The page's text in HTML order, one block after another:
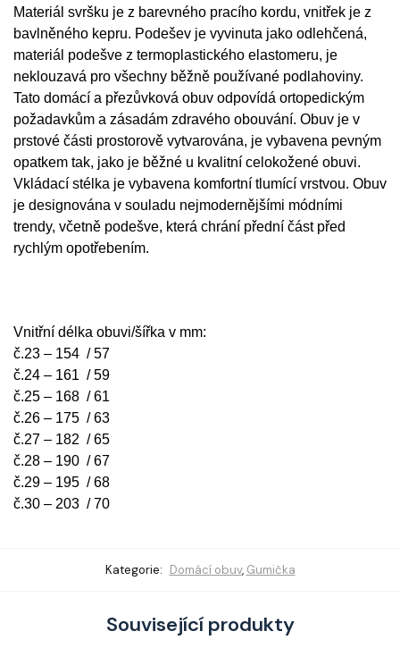
Materiál svršku je z barevného pracího kordu, vnitřek je z
bavlněného kepru. Podešev je vyvinuta jako odlehčená,
materiál podešve z termoplastického elastomeru, je
neklouzavá pro všechny běžně používané podlahoviny.
Tato domácí a přezůvková obuv odpovídá ortopedickým
požadavkům a zásadám zdravého obouvání. Obuv je v
prstové části prostorově vytvarována, je vybavena pevným
opatkem tak, jako je běžné u kvalitní celokožené obuvi.
Vkládací stélka je vybavena komfortní tlumící vrstvou. Obuv
je designována v souladu nejmodernějšími módními
trendy, včetně podešve, která chrání přední část před
rychlým opotřebením.
Vnitřní délka obuvi/šířka v mm:
č.23 – 154 / 57
č.24 – 161 / 59
č.25 – 168 / 61
č.26 – 175 / 63
č.27 – 182 / 65
č.28 – 190 / 67
č.29 – 195 / 68
č.30 – 203 / 70
Kategorie: Domácí obuv, Gumička
Související produkty